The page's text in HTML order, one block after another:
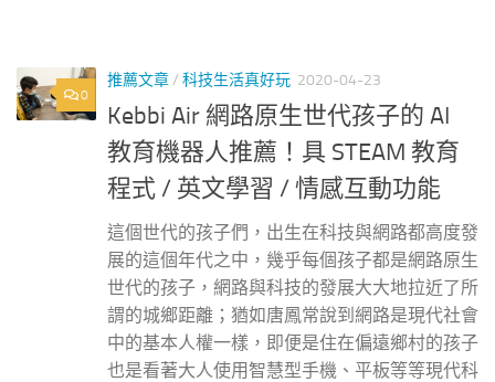
0
推薦文章/ 科技生活真好玩 2020-04-23
Kebbi Air 網路原生世代孩子的 AI
教育機器人推薦！具 STEAM 教育
程式 / 英文學習 / 情感互動功能
這個世代的孩子們，出生在科技與網路都高度發
展的這個年代之中，幾乎每個孩子都是網路原生
世代的孩子，網路與科技的發展大大地拉近了所
謂的城鄉距離；猶如唐鳳常說到網路是現代社會
中的基本人權一樣，即便是住在偏遠鄉村的孩子
也是看著大人使用智慧型手機、平板等等現代科